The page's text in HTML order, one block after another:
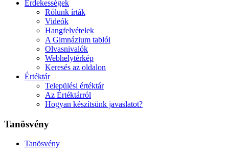
Érdekességek
Rólunk írták
Videók
Hangfelvételek
A Gimnázium tablói
Olvasnivalók
Webhelytérkép
Keresés az oldalon
Értéktár
Települési értéktár
Az Értéktárról
Hogyan készítsünk javaslatot?
Tanösvény
Tanösvény